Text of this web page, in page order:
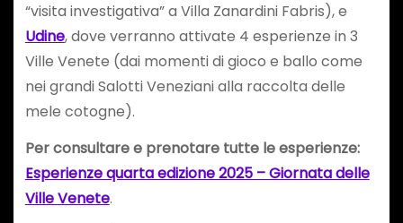
“visita investigativa” a Villa Zanardini Fabris), e
Udine, dove verranno attivate 4 esperienze in 3
Ville Venete (dai momenti di gioco e ballo come
nei grandi Salotti Veneziani alla raccolta delle
mele cotogne).
Per consultare e prenotare tutte le esperienze:
Esperienze quarta edizione 2025 – Giornata delle
Ville Venete.